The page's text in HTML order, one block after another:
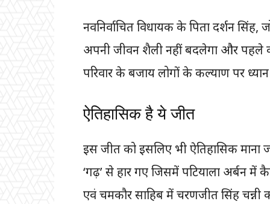
नवनिर्वाचित विधायक के पिता दर्शन
अपनी जीवन शैली नहीं बदलेगा और पहले
परिवार के बजाय लोगों के कल्याण पर
ऐतिहासिक है ये जीत
इस जीत को इसलिए भी ऐतिहासिक माना
‘गढ़’ से हार गए जिसमें पटियाला अर्बन में
एवं चमकौर साहिब में चरणजीत सिंह चन्नी